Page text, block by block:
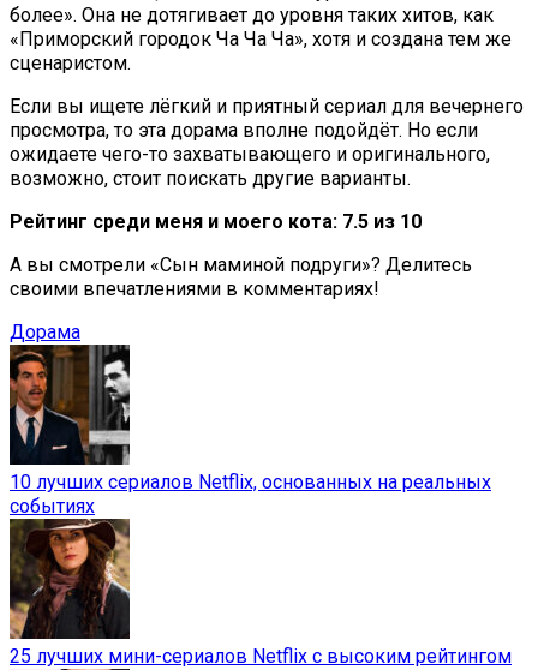
более». Она не дотягивает до уровня таких хитов, как
«Приморский городок Ча Ча Ча», хотя и создана тем же
сценаристом.
Если вы ищете лёгкий и приятный сериал для вечернего
просмотра, то эта дорама вполне подойдёт. Но если
ожидаете чего-то захватывающего и оригинального,
возможно, стоит поискать другие варианты.
Рейтинг среди меня и моего кота: 7.5 из 10
А вы смотрели «Сын маминой подруги»? Делитесь
своими впечатлениями в комментариях!
Дорама
10 лучших сериалов Netflix, основанных на реальных
событиях
25 лучших мини-сериалов Netflix с высоким рейтингом